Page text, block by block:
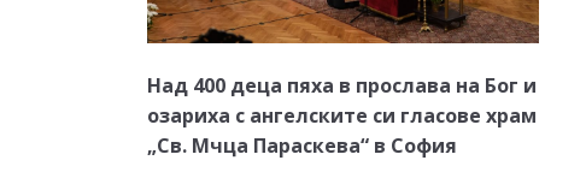
Над 400 деца пяха в прослава на Бог и
озариха с ангелските си гласове храм
„Св. Мчца Параскева“ в София